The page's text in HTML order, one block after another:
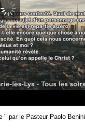
" par le Pasteur Paolo Benini